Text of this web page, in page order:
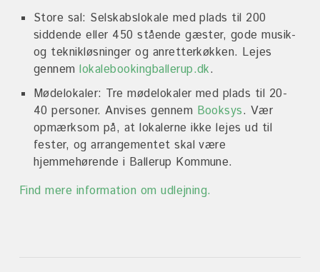
Store sal: Selskabslokale med plads til 200
siddende eller 450 stående gæster, gode musik-
og teknikløsninger og anretterkøkken. Lejes
gennemlokalebookingballerup.dk.
Mødelokaler: Tre mødelokaler med plads til 20-
40 personer. Anvises gennem Booksys. Vær
opmærksom på, at lokalerne ikke lejes ud til
fester, og arrangementet skal være
hjemmehørende i Ballerup Kommune.
Find mere information om udlejning.